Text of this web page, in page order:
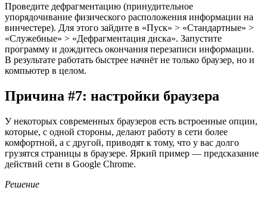
Проведите дефрагментацию (принудительное
упорядочивание физического расположения информации на
винчестере). Для этого зайдите в «Пуск» > «Стандартные» >
«Служебные» > «Дефрагментация диска». Запустите
программу и дождитесь окончания перезаписи информации.
В результате работать быстрее начнёт не только браузер, но и
компьютер в целом.
Причина #7: настройки браузера
У некоторых современных браузеров есть встроенные опции,
которые, с одной стороны, делают работу в сети более
комфортной, а с другой, приводят к тому, что у вас долго
грузятся страницы в браузере. Яркий пример — предсказание
действий сети в Google Chrome.
Решение